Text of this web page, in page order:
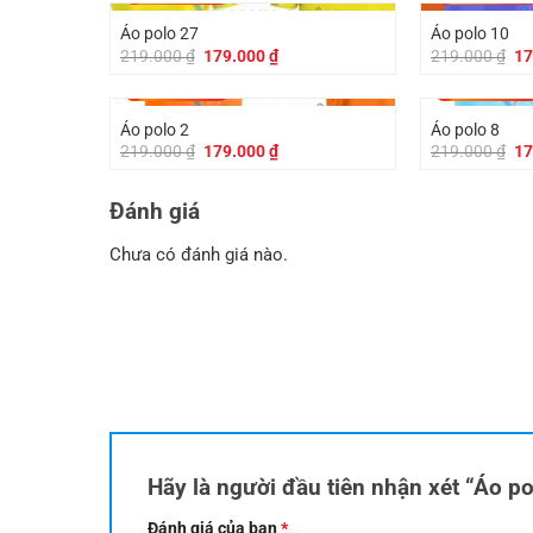
Áo polo 27
219.000₫ Giá
219.000 ₫.
179.000₫Giá
hiện
Áo polo 10
219.000₫
Áo polo 2
219.000₫ Giá
179.000₫Giá
hiện
Áo polo 8
219.000₫
Đánh giá
Chưa có đánh giá nào.
Hãy là người đầu tiên nhận xét “Áo
Đánh giá của bạn*